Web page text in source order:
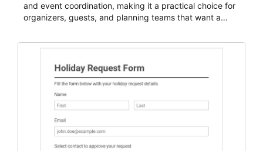
and event coordination, making it a practical choice for
organizers, guests, and planning teams that want a
and participant management. The form is suitable for
student enrollment, volunteer registration, business
event intake, and membership participation. It helps
keep responses standardized so organizers can
evaluate submissions, manage next steps, and maintain
cleaner registration records over time.